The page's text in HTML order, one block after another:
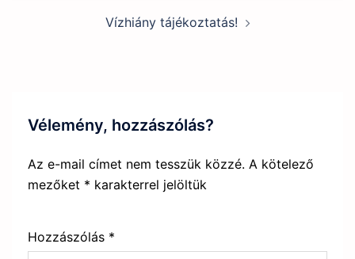
Vízhiány tájékoztatás!
Vélemény, hozzászólás?
Az e-mail címet nem tesszük közzé. A kötelező
mezőket * karakterrel jelöltük
Hozzászólás *